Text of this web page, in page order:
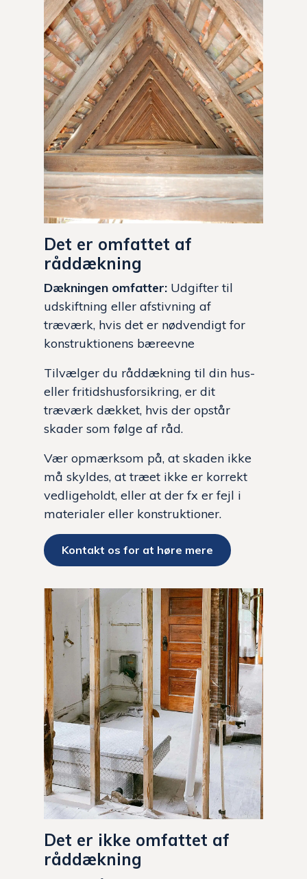
Det er omfattet af
råddækning
Dækningen omfatter: Udgifter til
udskiftning eller afstivning af
træværk, hvis det er nødvendigt for
konstruktionens bæreevne
Tilvælger du råddækning til din hus-
eller fritidshusforsikring, er dit
træværk dækket, hvis der opstår
skader som følge af råd.
Vær opmærksom på, at skaden ikke
må skyldes, at træet ikke er korrekt
vedligeholdt, eller at der fx er fejl i
materialer eller konstruktioner.
Kontakt os for at høre mere
Det er ikke omfattet af
råddækning